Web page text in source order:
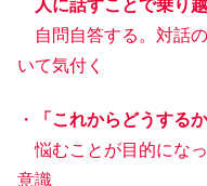
人に話すことで乗り
自問自答する。対話
いて気付く
・ 「これからどうするか
悩むことが目的にな
意識